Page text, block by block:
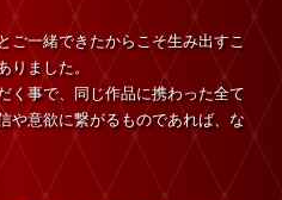
ご一緒できたからこそ生み出すこ
りました。
く事で、同じ作品に携わった全て
や意欲に繋がるものであれば、な